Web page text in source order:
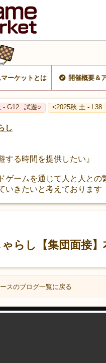
ーケットとは 開催概要＆
- G12 試遊○ <2025秋 土 - L38
し
する時間を提供したい』
ゲームを通じて人と人との
いきたいと考えております
らし【集団面接
スのブログ一覧に戻る